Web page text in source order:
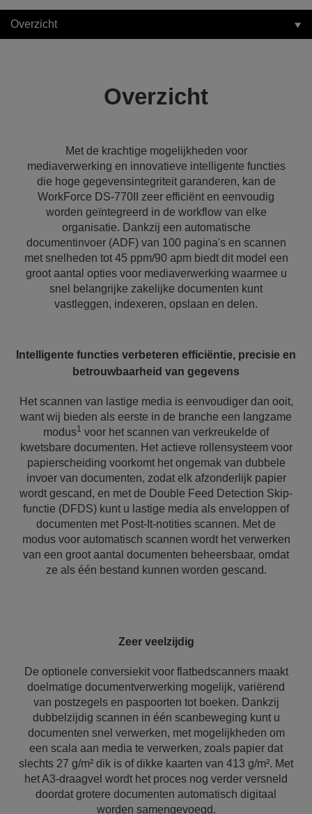
Overzicht
Overzicht
Met de krachtige mogelijkheden voor
mediaverwerking en innovatieve intelligente functies
die hoge gegevensintegriteit garanderen, kan de
WorkForce DS-770II zeer efficiënt en eenvoudig
worden geïntegreerd in de workflow van elke
organisatie. Dankzij een automatische
documentinvoer (ADF) van 100 pagina's en scannen
met snelheden tot 45 ppm/90 apm biedt dit model een
groot aantal opties voor mediaverwerking waarmee u
snel belangrijke zakelijke documenten kunt
vastleggen, indexeren, opslaan en delen.
Intelligente functies verbeteren efficiëntie, precisie en
betrouwbaarheid van gegevens
Het scannen van lastige media is eenvoudiger dan ooit,
want wij bieden als eerste in de branche een langzame
modus1 voor het scannen van verkreukelde of
kwetsbare documenten. Het actieve rollensysteem voor
papierscheiding voorkomt het ongemak van dubbele
invoer van documenten, zodat elk afzonderlijk papier
wordt gescand, en met de Double Feed Detection Skip-
functie (DFDS) kunt u lastige media als enveloppen of
documenten met Post-It-notities scannen. Met de
modus voor automatisch scannen wordt het verwerken
van een groot aantal documenten beheersbaar, omdat
ze als één bestand kunnen worden gescand.
Zeer veelzijdig
De optionele conversiekit voor flatbedscanners maakt
doelmatige documentverwerking mogelijk, variërend
van postzegels en paspoorten tot boeken. Dankzij
dubbelzijdig scannen in één scanbeweging kunt u
documenten snel verwerken, met mogelijkheden om
een scala aan media te verwerken, zoals papier dat
slechts 27 g/m² dik is of dikke kaarten van 413 g/m². Met
het A3-draagvel wordt het proces nog verder versneld
doordat grotere documenten automatisch digitaal
worden samengevoegd.